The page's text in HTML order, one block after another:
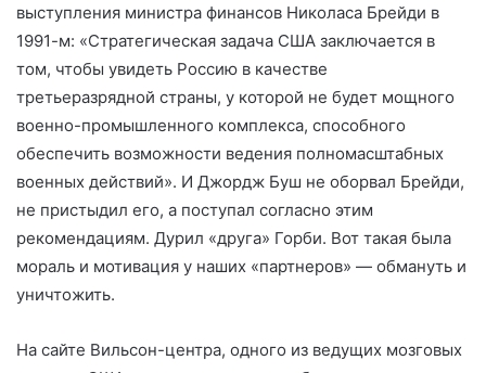
выступления министра финансов Николаса Брейди в
1991-м: «Стратегическая задача США заключается в
том, чтобы увидеть Россию в качестве
третьеразрядной страны, у которой не будет мощного
военно-промышленного комплекса, способного
обеспечить возможности ведения полномасштабных
военных действий». И Джордж Буш не оборвал Брейди,
не пристыдил его, а поступал согласно этим
рекомендациям. Дурил «друга» Горби. Вот такая была
мораль и мотивация у наших «партнеров» — обмануть и
уничтожить.
На сайте Вильсон-центра, одного из ведущих мозговых